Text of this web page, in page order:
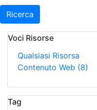
Ricerca
Voci Risorse
Qualsiasi Risorsa
Contenuto Web (8)
Tag